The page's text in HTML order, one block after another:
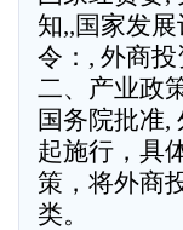
知,,国家发
令：, 外商投
二、产业政
国务院批准,
起施行，具
策，将外商
类。